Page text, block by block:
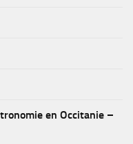
en Occitanie –